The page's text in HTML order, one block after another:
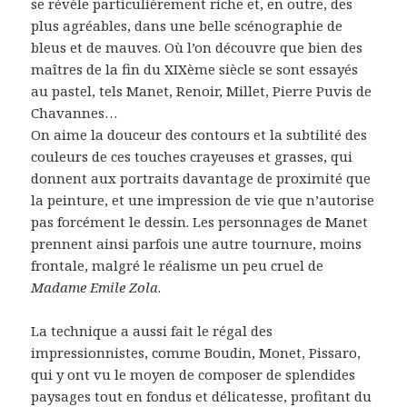
se révèle particulièrement riche et, en outre, des
plus agréables, dans une belle scénographie de
bleus et de mauves. Où l’on découvre que bien des
maîtres de la fin du XIXème siècle se sont essayés
au pastel, tels Manet, Renoir, Millet, Pierre Puvis de
Chavannes…
On aime la douceur des contours et la subtilité des
couleurs de ces touches crayeuses et grasses, qui
donnent aux portraits davantage de proximité que
la peinture, et une impression de vie que n’autorise
pas forcément le dessin. Les personnages de Manet
prennent ainsi parfois une autre tournure, moins
frontale, malgré le réalisme un peu cruel de
Madame Emile Zola.
La technique a aussi fait le régal des
impressionnistes, comme Boudin, Monet, Pissaro,
qui y ont vu le moyen de composer de splendides
paysages tout en fondus et délicatesse, profitant du